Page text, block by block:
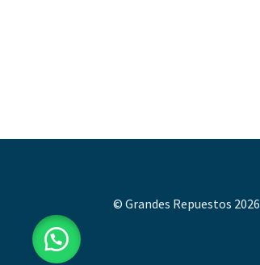
© Grandes Repuestos 2026